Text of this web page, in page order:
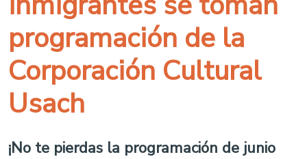
programación de la
Corporación Cultural
Usach
¡No te pierdas la programación de junio